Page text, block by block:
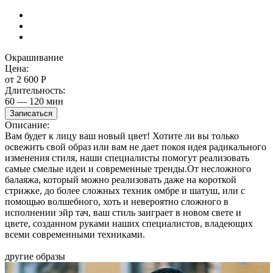
Окрашивание
Цена:
от 2 600 Р
Длительность:
60 — 120 мин
Записаться
Описание:
Вам будет к лицу ваш новый цвет! Хотите ли вы только
освежить свой образ или вам не дает покоя идея радикального
изменения стиля, наши специалисты помогут реализовать
самые смелые идеи и современные тренды.От несложного
балаяжа, который можно реализовать даже на короткой
стрижке, до более сложных техник омбре и шатуш, или с
помощью волшебного, хоть и невероятно сложного в
исполнении эйр тач, ваш стиль заиграет в новом свете и
цвете, созданном руками наших специалистов, владеющих
всеми современными техниками.
другие образы